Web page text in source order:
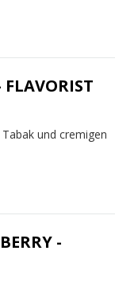
und cremigen
-